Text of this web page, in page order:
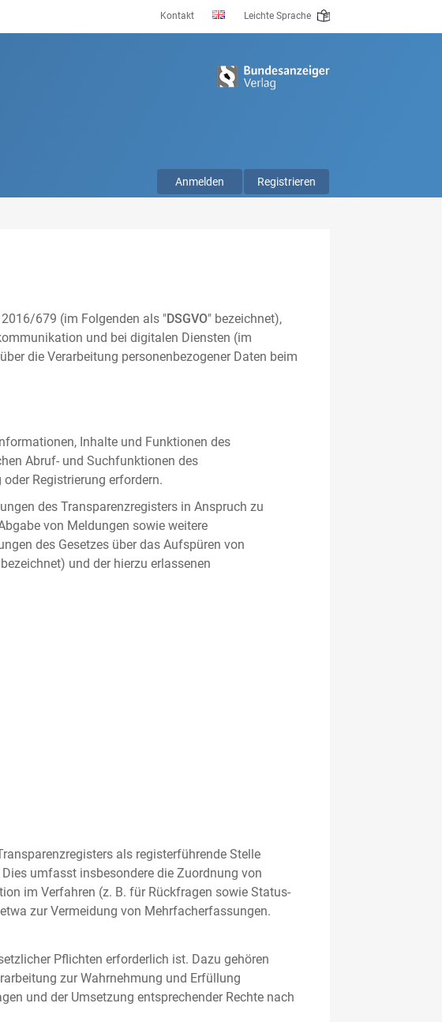
Kontakt Leichte Sprache
Anmelden Registrieren
679 (im Folgenden als "DSGVO" bezeichnet),
und bei digitalen Diensten (im
die Verarbeitung personenbezogener Daten beim
Inhalte und Funktionen des
Abruf- und Suchfunktionen des
Registrierung erfordern.
des Transparenzregisters in Anspruch zu
von Meldungen sowie weitere
des Gesetzes über das Aufspüren von
bezeichnet) und der hierzu erlassenen
als registerführende Stelle
umfasst insbesondere die Zuordnung von
im Verfahren (z. B. für Rückfragen sowie Status-
zur Vermeidung von Mehrfacherfassungen.
Pflichten erforderlich ist. Dazu gehören
zur Wahrnehmung und Erfüllung
und der Umsetzung entsprechender Rechte nach